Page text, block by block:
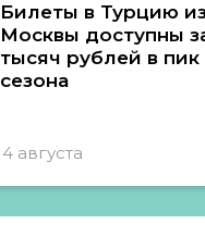
Билеты в Турцию из
Москвы доступны
тысяч рублей в пик
сезона
4 августа